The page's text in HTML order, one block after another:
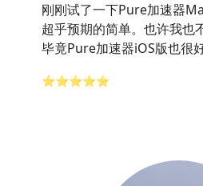
刚刚试了一下Pure加速器
超乎预期的简单。也许我也
毕竟Pure加速器iOS版也很
⭐⭐⭐⭐⭐